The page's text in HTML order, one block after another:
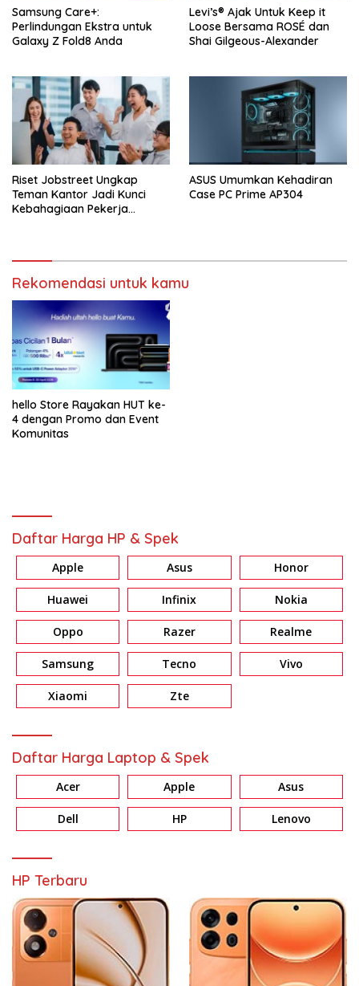
Samsung Care+:
Perlindungan Ekstra untuk
Galaxy Z Fold8 Anda
Levi’s® Ajak Untuk Keep it
Loose Bersama ROSÉ dan
Shai Gilgeous-Alexander
Riset Jobstreet Ungkap
Teman Kantor Jadi Kunci
Kebahagiaan Pekerja
ASUS Umumkan Kehadiran
Case PC Prime AP304
Rekomendasi untuk kamu
hello Store Rayakan HUT ke-
4 dengan Promo dan Event
Komunitas
Daftar Harga HP & Spek
Apple Asus Honor
Huawei Infinix Nokia
Oppo Razer Realme
Samsung Tecno Vivo
Xiaomi Zte
Daftar Harga Laptop & Spek
Acer Apple Asus
Dell HP Lenovo
HP Terbaru